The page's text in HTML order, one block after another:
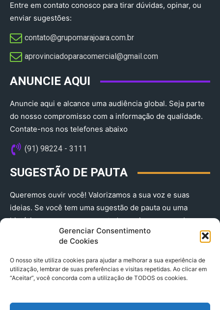
Gerenciar Consentimento
de Cookies
O nosso site utiliza cookies para ajudar a melhorar a sua experiência de
utilização, lembrar de suas preferências e visitas repetidas. Ao clicar em
“Aceitar”, você concorda com a utilização de TODOS os cookies.
Entre em contato conosco para tirar dúvidas, opinar, ou
enviar sugestões:
contato@grupomarajoara.com.br
aprovinciadoparacomercial@gmail.com​
ANUNCIE AQUI
Anuncie aqui e alcance uma audiência global. Seja parte
do nosso compromisso com a informação de qualidade.
Contate-nos nos telefones abaixo
(91) 98224 - 3111
SUGESTÃO DE PAUTA
Queremos ouvir você! Valorizamos a sua voz e suas
ideias. Se você tem uma sugestão de pauta ou uma
história que merece ser contada, envie-nos agora!
(91) 98224 - 3111